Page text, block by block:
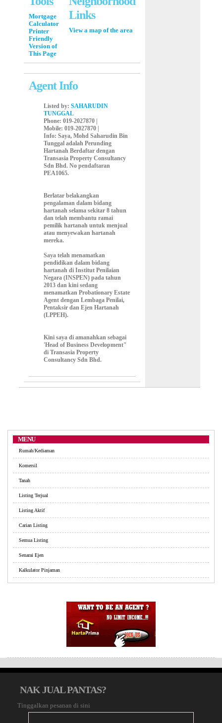
Mortgage
Calculator
Printer
Friendly
Version of
This Page
Links
View a map of the area
Agent Info
Listed by:SAHARUDIN
TUNGGAL
Phone: 019-2027870 |
Mobile: 019-2027870 |
Info: Saya, Mohd Saharudin Bin
Tunggal adalah Perunding
Hartanah Berdaftar dengan
Transasia Property Consultancy
Sdn Bhd. No pendaftaran
PEA1065.
Berlatar belakangkan
pengalaman dalam bidang
hartanah selama sekitar 8 tahun
dan telah membantu ramai
pemilik hartanah untuk menjual
atau menyewakan hartanah
mereka.
Saya telah menamatkan
pendidikan dalam bidang
hartanah di Institut Penilaian
Negara (INSPEN) pada tahun
2013 dan kini sedang
menamatkan Probationary Estate
Agent dengan Lembaga Penilai,
Pentaksir dan Ejen Hartanah
(LPPEH).
Kini saya di amanahkan sebagai
'Head of Business Development"
di Transasia Property
Consultancy Sdn Bhd.
MENU
Rumah/Kediaman
Komersil
Tanah
Listing Terjual
Listing Aktif
Carian Listing
Semua Listing
Senarai Ejen
Kalkulator Pinjaman
NAK JUAL PANTAS?
Tinggalkan pesanan di sini